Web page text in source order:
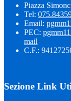
Piazza
Tel:
Email:
PEC:
mail
C.F.:
Sezione Link